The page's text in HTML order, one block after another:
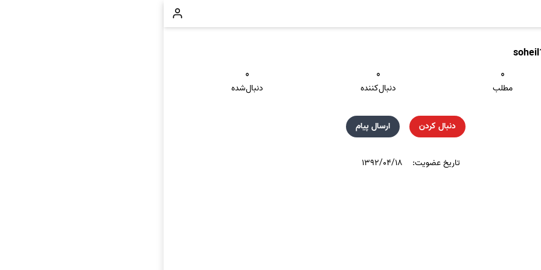
۰
مطلب
۰
دنبال‌کننده
۰
دنبال‌شده
دنبال کردن ارسال پیام
تاریخ عضویت: ۱۳۹۲/۰۴/۱۸